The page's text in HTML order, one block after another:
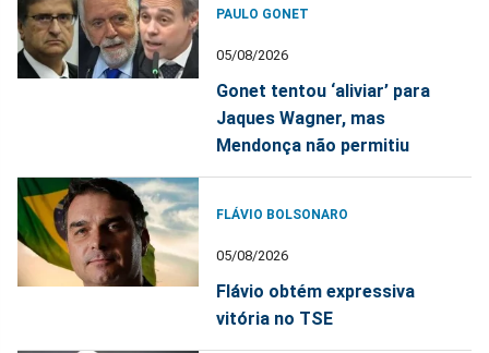
PAULO GONET
05/08/2026
Gonet tentou ‘aliviar’ para
Jaques Wagner, mas
Mendonça não permitiu
FLÁVIO BOLSONARO
05/08/2026
Flávio obtém expressiva
vitória no TSE